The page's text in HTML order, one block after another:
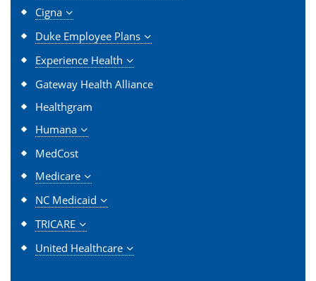
Cigna
Duke Employee Plans
Experience Health
Gateway Health Alliance
Healthgram
Humana
MedCost
Medicare
NC Medicaid
TRICARE
United Healthcare